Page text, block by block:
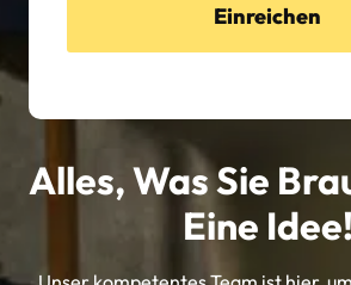
Einreichen
Alles, Was Sie
Eine Idee!